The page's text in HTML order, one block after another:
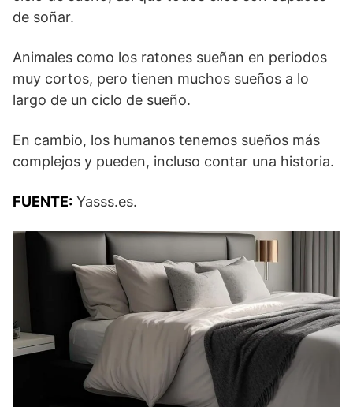
de soñar.
Animales como los ratones sueñan en periodos
muy cortos, pero tienen muchos sueños a lo
largo de un ciclo de sueño.
En cambio, los humanos tenemos sueños más
complejos y pueden, incluso contar una historia.
FUENTE: Yasss.es.